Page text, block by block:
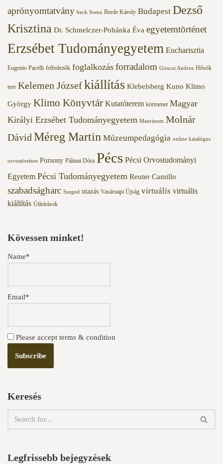
aprónyomtatvány beck Soma Berde Károly Budapest Dezső
Krisztina Dr. Schmelczer-Pohánka Éva egyetemtörténet
Erzsébet Tudományegyetem Eucharisztia
Eugenio Pacelli felfedezők foglalkozás forradalom Gönczi Andrea Hősök
tere Kelemen Józsefkiállítás Klebelsberg Kuno Klimo
György Klimo Könyvtár Kutatóterem körmenet Magyar
Királyi Erzsébet Tudományegyetem Maurinum Molnár
Dávid Méreg Martin Múzeumpedagógia online katalógus
orvostörténet Pozsony Pálmai Dóra Pécs Pécsi Orvostudományi
Egyetem Pécsi Tudományegyetem Reuter Camillo
szabadságharc Szeged utazás Vasárnapi Újság virtuális virtuális
kiállítás Útleírások
Kövessen minket!
Name*
Email*
Please accept terms & condition
Keresés
Legfrissebb bejegyzések